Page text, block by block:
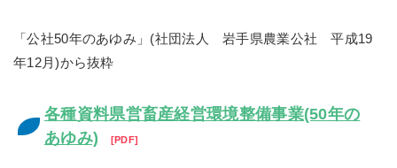
「公社50年のあゆみ」(社団法人 岩手県農業公社 平成19
年12月)から抜粋
各種資料県営畜産経営環境整備事業(50年の
あゆみ)
PDF